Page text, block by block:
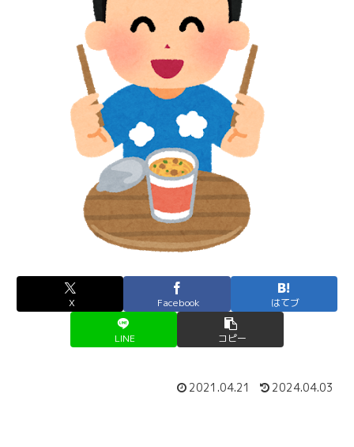
X Facebook はてブ
LINE コピー
2021.04.21 2024.04.03